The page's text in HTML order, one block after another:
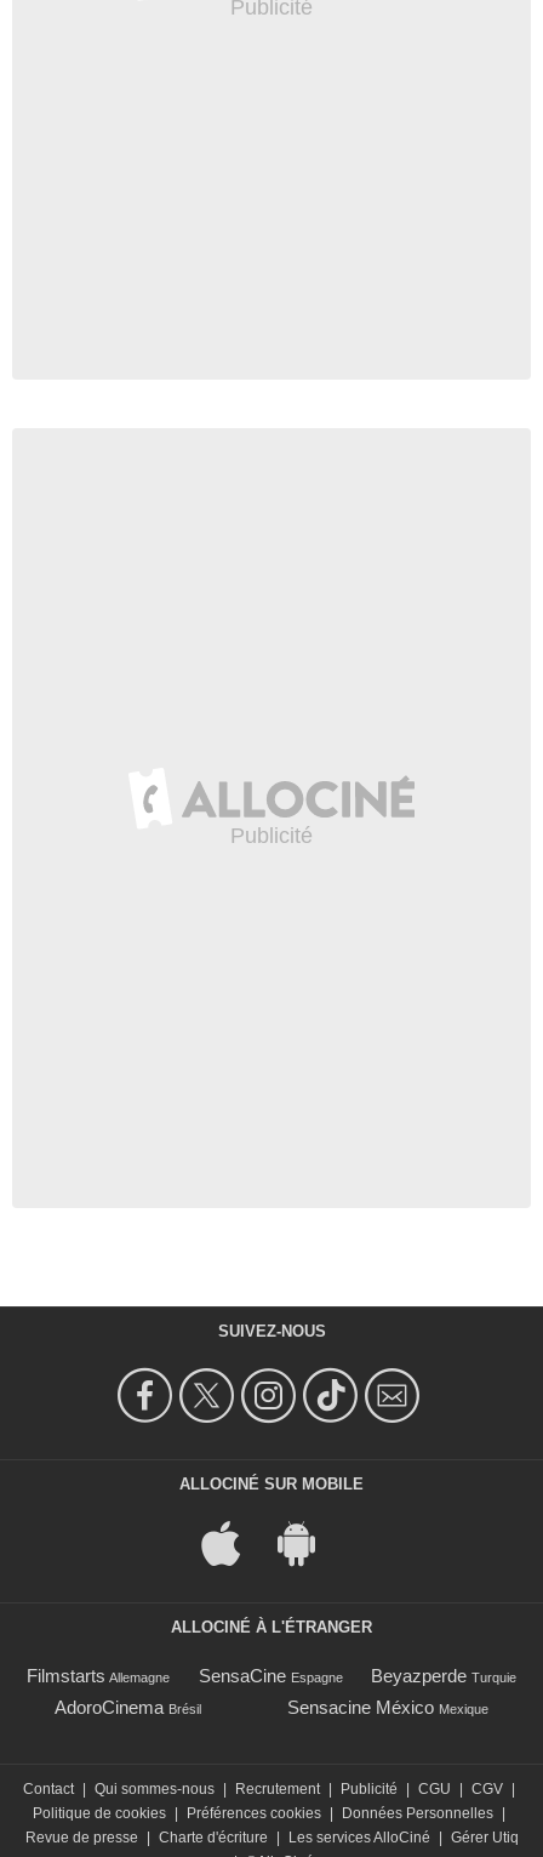
SUIVEZ-NOUS
ALLOCINÉ SUR MOBILE
ALLOCINÉ À L'ÉTRANGER
Filmstarts Allemagne SensaCine Espagne Beyazperde Turquie
AdoroCinema Brésil Sensacine México Mexique
Contact Qui sommes-nous Recrutement Publicité CGU CGV
Politique de cookies
Préférences cookies Données Personnelles
Revue de presse
Charte d'écriture Les services AlloCiné
Gérer Utiq